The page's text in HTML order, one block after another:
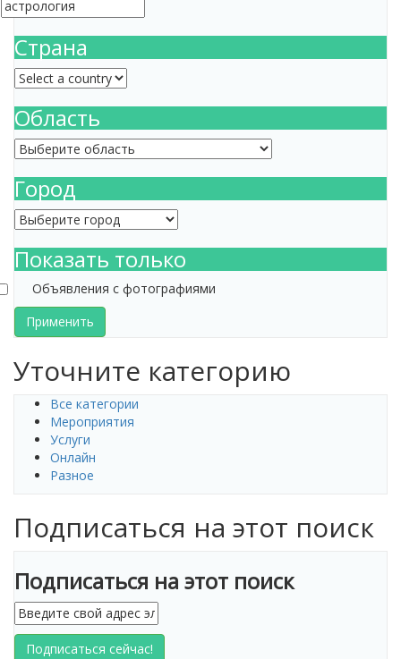
Страна
Область
Город
Показать только
Объявления с фотографиями
Применить
Уточните категорию
Все категории
Мероприятия
Услуги
Онлайн
Разное
Подписаться на этот поиск
Подписаться на этот поиск
Подписаться сейчас!